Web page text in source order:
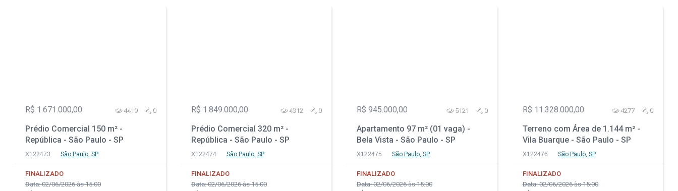
R$ 1.671.000,00 4419 0
Prédio Comercial 150 m² -
República - São Paulo - SP
X122473 São Paulo, SP
FINALIZADO
Data:02/06/2026 às 15:00
R$ 1.849.000,00 4312 0
Prédio Comercial 320 m² -
República - São Paulo - SP
X122474 São Paulo, SP
FINALIZADO
Data:02/06/2026 às 15:00
R$ 945.000,00 5121 0
Apartamento 97 m² (01 vaga) -
Bela Vista - São Paulo - SP
X122475 São Paulo, SP
FINALIZADO
Data:02/06/2026 às 15:00
R$ 11.328.000,00 4277 0
Terreno com Área de 1.144 m² -
Vila Buarque - São Paulo - SP
X122476 São Paulo, SP
FINALIZADO
Data:02/06/2026 às 15:00